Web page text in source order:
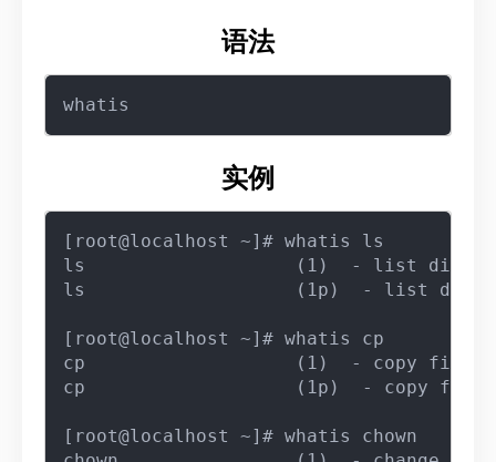
语法
实例
[root@localhost ~]# whatis ls
ls                   (1)  - list
ls                   (1p)  - list
[root@localhost ~]# whatis cp
cp                   (1)  - copy files
cp                   (1p)  - copy files
[root@localhost ~]# whatis chown